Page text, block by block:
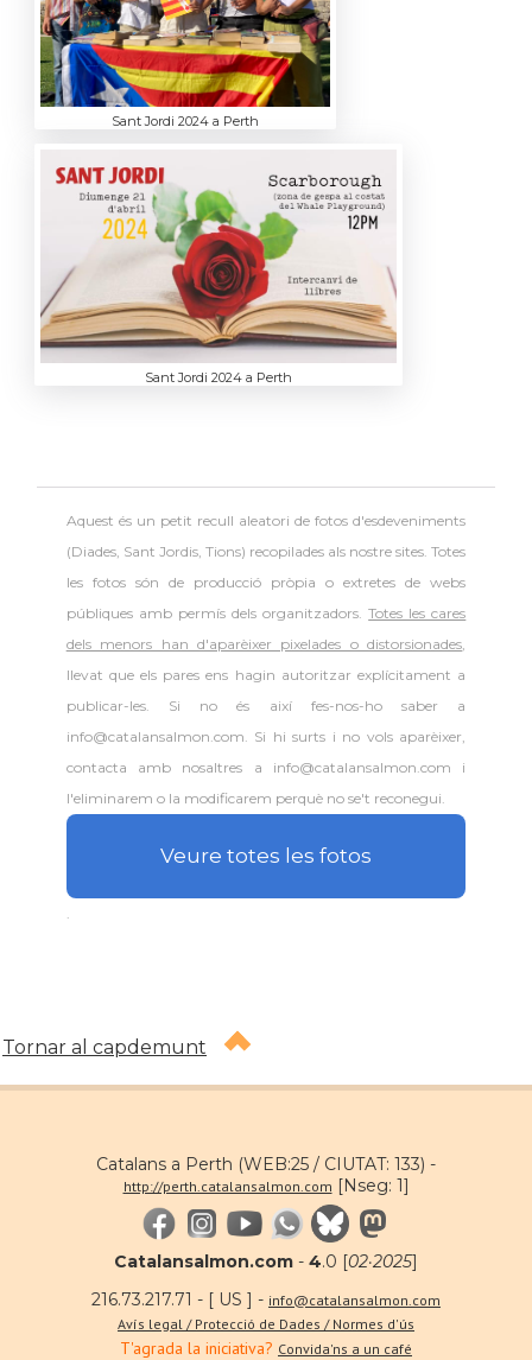
Sant Jordi 2024 a Perth
Sant Jordi 2024 a Perth
Aquest és un petit recull aleatori defotos d'esdeveniments
(Diades, Sant Jordis, Tions) recopilades als nostre sites. Totes
les fotos són de producció pròpia o extretes de webs
públiques amb permís dels organitzadors.Totes les cares
dels menors han d'aparèixer pixelades o distorsionades,
llevat que els pares ens hagin autoritzar explícitament a
publicar-les. Si no és així fes-nos-ho saber a
info@catalansalmon.com. Si hi surts i no vols aparèixer,
contacta amb nosaltres a info@catalansalmon.com i
l'eliminarem o la modificarem perquè no se't reconegui.
Veure totes les fotos
Tornar al capdemunt
Catalans a Perth (WEB:25 / CIUTAT: 133) -
http://perth.catalansalmon.com [Nseg: 1]
Catalansalmon.com - 4.0 [02·2025]
216.73.217.71 - [ US ] - info@catalansalmon.com
Avís legal / Protecció de Dades / Normes d'ús
T'agrada la iniciativa? Convida'ns a un café